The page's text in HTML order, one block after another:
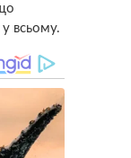
всьому.